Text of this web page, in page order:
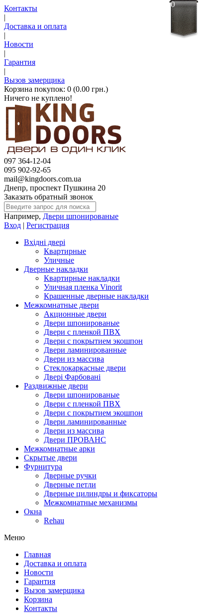
Контакты
|
Доставка и оплата
|
Новости
|
Гарантия
|
Вызов замерщика
Корзина покупок: 0 (0.00 грн.)
Ничего не куплено!
097 364-12-04
095 902-92-65
mail@kingdoors.com.ua
Днепр, проспект Пушкина 20
Заказать обратный звонок
Например, Двери шпонированые
Вход | Регистрация
Вхідні двері
Квартирные
Уличные
Дверные накладки
Квартирные накладки
Уличная пленка Vinorit
Крашенные дверные накладки
Межкомнатные двери
Акционные двери
Двери шпонированые
Двери с пленкой ПВХ
Двери с покрытием экошпон
Двери ламинированные
Двери из массива
Стеклокаркасные двери
Двері Фарбовані
Раздвижные двери
Двери шпонированые
Двери с пленкой ПВХ
Двери с покрытием экошпон
Двери ламинированные
Двери из массива
Двери ПРОВАНС
Межкомнатные арки
Скрытые двери
Фурнитура
Дверные ручки
Дверные петли
Дверные цилиндры и фиксаторы
Межкомнатные механизмы
Окна
Rehau
Меню
Главная
Доставка и оплата
Новости
Гарантия
Вызов замерщика
Корзина
Контакты
0